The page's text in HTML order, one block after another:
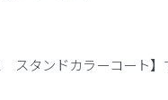
スタンドカラーコート】